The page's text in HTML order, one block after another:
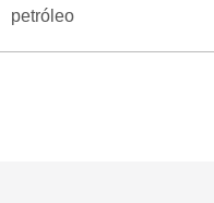
petróleo